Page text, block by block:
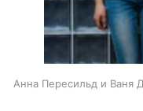
Анна Пересильд и Ваня